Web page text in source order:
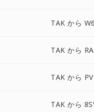
TAK から
TAK から
TAK から
TAK から